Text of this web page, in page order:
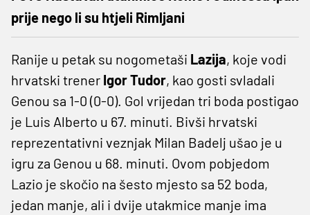
prije nego li su htjeli Rimljani
Ranije u petak su nogometaši Lazija, koje vodi
hrvatski trener Igor Tudor, kao gosti svladali
Genou sa 1-0 (0-0). Gol vrijedan tri boda postigao
je Luis Alberto u 67. minuti. Bivši hrvatski
reprezentativni veznjak Milan Badelj ušao je u
igru za Genou u 68. minuti. Ovom pobjedom
Lazio je skočio na šesto mjesto sa 52 boda,
jedan manje, ali i dvije utakmice manje ima